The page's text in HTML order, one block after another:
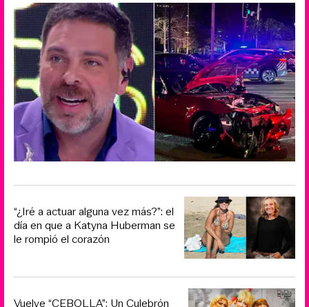
“¿Iré a actuar alguna vez más?”: el
día en que a Katyna Huberman se
le rompió el corazón
Vuelve “CEBOLLA”: Un Culebrón